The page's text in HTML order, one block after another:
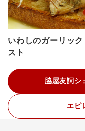
いわしのガーリック
スト
脇屋友詞シ
エピ